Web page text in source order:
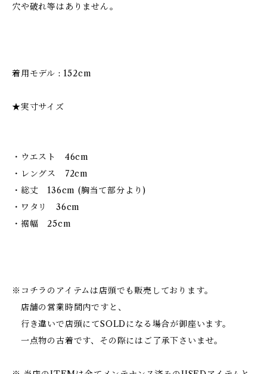
穴や破れ等はありません。
着用モデル : 152cm
★実寸サイズ
・ウエスト 46cm
・レングス 72cm
・総丈 136cm (胸当て部分より)
・ワタリ 36cm
・裾幅 25cm
※コチラのアイテムは店頭でも販売しております。
店舗の営業時間内ですと、
行き違いで店頭にてSOLDになる場合が御座います。
一点物の古着です、その際にはご了承下さいませ。